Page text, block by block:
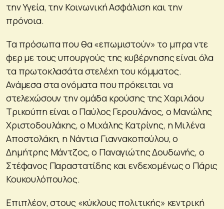
την Υγεία, την Κοινωνική Ασφάλιση και την
πρόνοια.
Τα πρόσωπα που θα «επωμιστούν» το μπρα ντε
φερ με τους υπουργούς της κυβέρνησης είναι όλα
τα πρωτοκλασάτα στελέχη του κόμματος.
Ανάμεσα στα ονόματα που πρόκειται να
στελεχώσουν την ομάδα κρούσης της Χαριλάου
Τρικούπη είναι ο Παύλος Γερουλάνος, ο Μανώλης
Χριστοδουλάκης, ο Μιχάλης Κατρίνης, η Μιλένα
Αποστολάκη, η Νάντια Γιαννακοπούλου, ο
Δημήτρης Μάντζος, ο Παναγιώτης Δουδωνής, ο
Στέφανος Παραστατίδης και ενδεχομένως ο Πάρις
Κουκουλόπουλος.
Επιπλέον, στους «κύκλους πολιτικής» κεντρική